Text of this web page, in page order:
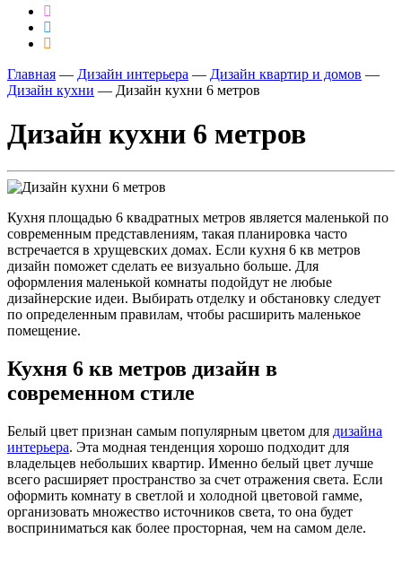
Главная ― Дизайн интерьера ― Дизайн квартир и домов ―
Дизайн кухни ― Дизайн кухни 6 метров
Дизайн кухни 6 метров
Кухня площадью 6 квадратных метров является маленькой по
современным представлениям, такая планировка часто
встречается в хрущевских домах. Если кухня 6 кв метров
дизайн поможет сделать ее визуально больше. Для
оформления маленькой комнаты подойдут не любые
дизайнерские идеи. Выбирать отделку и обстановку следует
по определенным правилам, чтобы расширить маленькое
помещение.
Кухня 6 кв метров дизайн в
современном стиле
Белый цвет признан самым популярным цветом для дизайна
интерьера. Эта модная тенденция хорошо подходит для
владельцев небольших квартир. Именно белый цвет лучше
всего расширяет пространство за счет отражения света. Если
оформить комнату в светлой и холодной цветовой гамме,
организовать множество источников света, то она будет
восприниматься как более просторная, чем на самом деле.